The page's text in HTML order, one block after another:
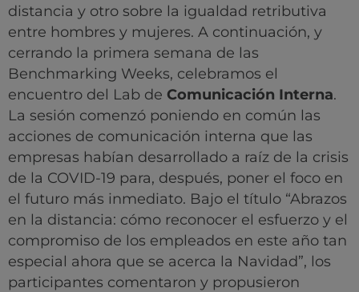
distancia y otro sobre la igualdad retributiva
entre hombres y mujeres. A continuación, y
cerrando la primera semana de las
Benchmarking Weeks, celebramos el
encuentro del Lab de Comunicación Interna.
La sesión comenzó poniendo en común las
acciones de comunicación interna que las
empresas habían desarrollado a raíz de la crisis
de la COVID-19 para, después, poner el foco en
el futuro más inmediato. Bajo el título “Abrazos
en la distancia: cómo reconocer el esfuerzo y el
compromiso de los empleados en este año tan
especial ahora que se acerca la Navidad”, los
participantes comentaron y propusieron